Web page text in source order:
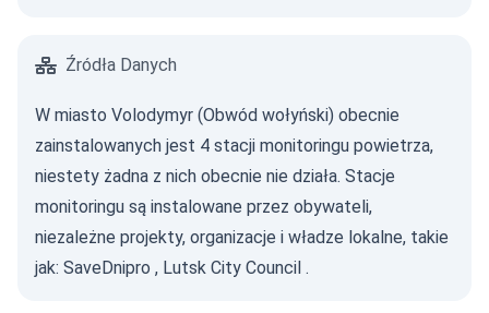
Źródła Danych
W miasto Volodymyr (Obwód wołyński) obecnie
zainstalowanych jest 4 stacji monitoringu powietrza,
niestety żadna z nich obecnie nie działa. Stacje
monitoringu są instalowane przez obywateli,
niezależne projekty, organizacje i władze lokalne, takie
jak: SaveDnipro , Lutsk City Council .